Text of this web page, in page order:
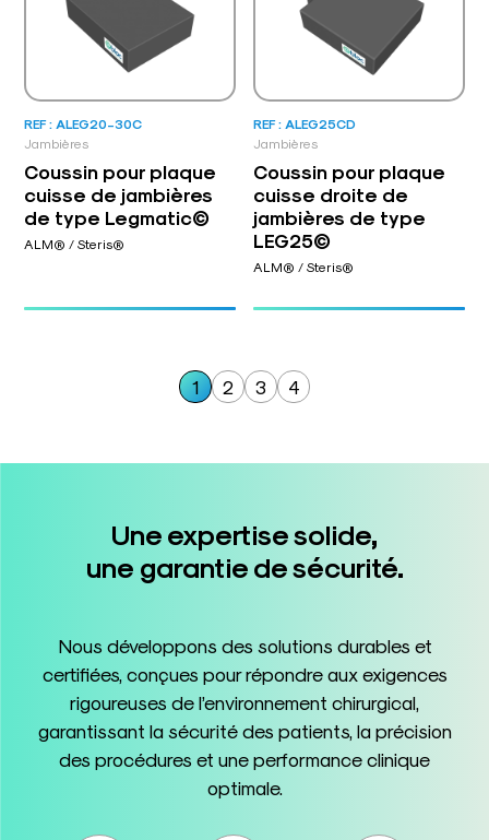
Jambières
REF : ALEG20-30C
Coussin pour plaque
cuisse de jambières
de type Legmatic©
ALM® / Steris®
Jambières
REF : ALEG25CD
Coussin pour plaque
cuisse droite de
jambières de type
LEG25©
ALM® / Steris®
1 2 3 4
Une expertise solide,
une garantie de sécurité.
Nous développons des solutions durables et
certifiées, conçues pour répondre aux exigences
rigoureuses de l’environnement chirurgical,
garantissant la sécurité des patients, la précision
des procédures et une performance clinique
optimale.